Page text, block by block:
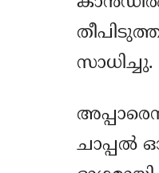
സാധിച്ചു.
ചാപ്പല്‍